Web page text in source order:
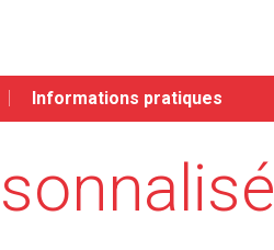
Informations pratiques